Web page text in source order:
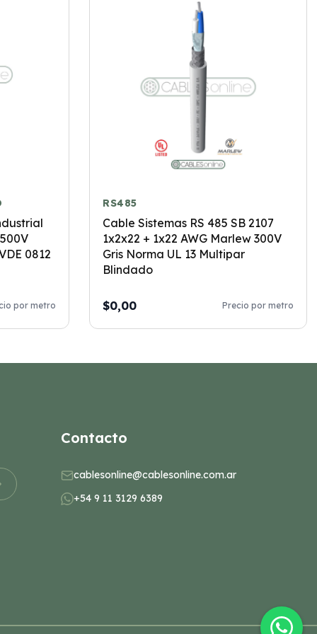
0812
por metro
RS485
Cable Sistemas RS 485 SB 2107
1x2x22 + 1x22 AWG Marlew 300V
Gris Norma UL 13 Multipar
Blindado
$0,00 Precio por metro
Contacto
cablesonline@cablesonline.com.ar
+54 9 11 3129 6389